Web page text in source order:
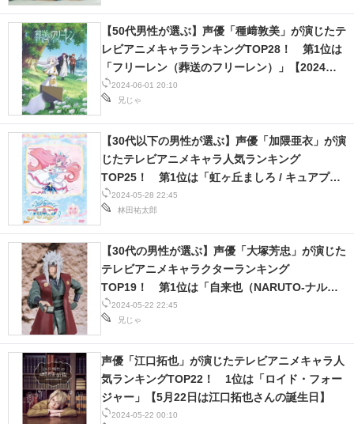
2024-06-01 20:10
兄じゃ
【50代男性が選ぶ】声優「種﨑敦美」が演じたテ
レビアニメキャラランキングTOP28！ 第1位は
「フリーレン（葬送のフリーレン）」【2024年
最新投票結果】
2024-05-28 22:45
林田祐太郎
【30代以下の男性が選ぶ】声優「加隈亜衣」が演
じたテレビアニメキャラ人気ランキング
TOP25！ 第1位は「虹ヶ丘ましろ / キュアプリ
ズム」【2024年最新投票結果】
2024-05-22 22:45
兄じゃ
【30代の男性が選ぶ】声優「大塚芳忠」が演じた
テレビアニメキャラクターランキング
TOP19！ 第1位は「自来也（NARUTO-ナル
ト-）」と「チボデー・クロケット（機動武闘伝G
ガンダム）」【2024年最新投票結果】
2024-05-22 00:10
声優「江口拓也」が演じたテレビアニメキャラ人
気ランキングTOP22！ 1位は「ロイド・フォー
ジャー」【5月22日は江口拓也さんの誕生日】